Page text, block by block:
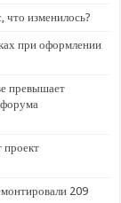
что изменилось?
при оформлении
превышает
проект
209